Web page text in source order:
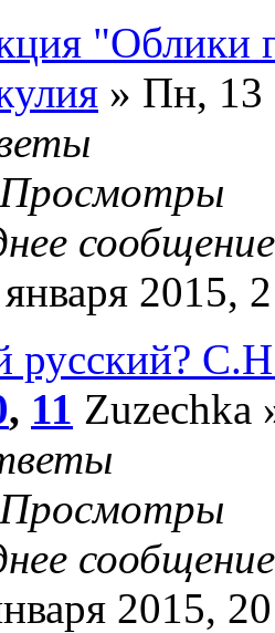
"Облики
» Пн, 13
Просмотры
2015,
русский?
, 11 Zuzechka
Просмотры
2015,